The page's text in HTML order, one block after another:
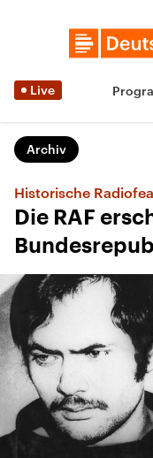
Live
Archiv
Historische
Die RAF